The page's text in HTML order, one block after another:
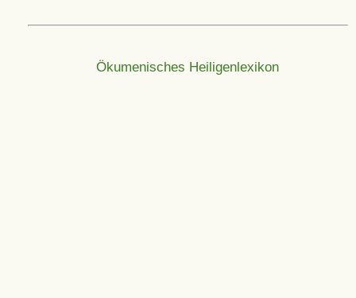
Ökumenisches Heiligenlexikon